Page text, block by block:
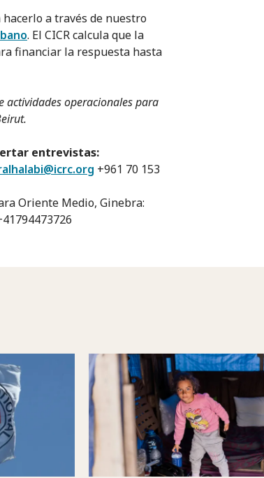
a través de nuestro
. El CICR calcula que la
financiar la respuesta hasta
actividades operacionales para
entrevistas:
+961 70 153
Oriente Medio, Ginebra: